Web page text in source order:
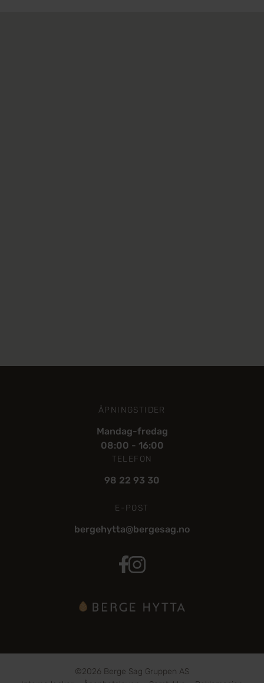
ÅPNINGSTIDER
Mandag-fredag
08:00 - 16:00
TELEFON
98 22 93 30
E-POST
bergehytta@bergesag.no
Bergehytta Facebook
Berge Hytta Instagram
©2026 Berge Sag Gruppen AS